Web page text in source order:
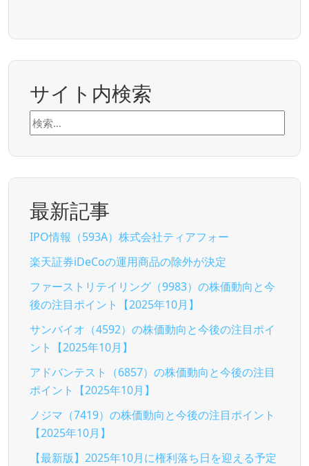
サイト内検索
検
索:
最新記事
IPO情報（593A）株式会社ティアフォー
楽天証券iDeCoの運用商品の除外が決定
ファーストリテイリング（9983）の株価動向と今
後の注目ポイント【2025年10月】
サンバイオ（4592）の株価動向と今後の注目ポイ
ント【2025年10月】
アドバンテスト（6857）の株価動向と今後の注目
ポイント【2025年10月】
ノジマ（7419）の株価動向と今後の注目ポイント
【2025年10月】
【最新版】2025年10月に権利落ち日を迎える予定